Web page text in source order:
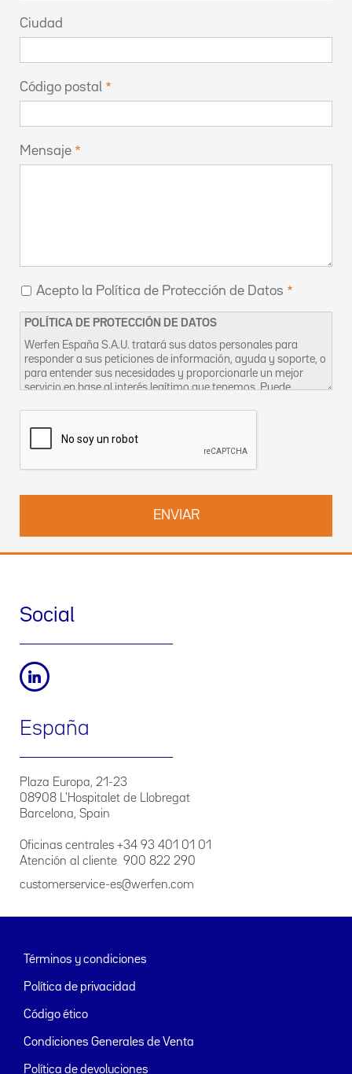
Ciudad
Código postal
Mensaje
Acepto la Política de Protección de Datos
POLÍTICA DE PROTECCIÓN DE DATOS
Werfen España S.A.U. tratará sus datos personales para
responder a sus peticiones de información, ayuda y soporte, o
para entender sus necesidades y proporcionarle un mejor
servicio en base al interés legítimo que tenemos. Puede
Privacidad
es@werfen.com.
Social
España
Plaza Europa, 21-23
08908 L'Hospitalet de Llobregat
Barcelona, Spain
Oficinas centrales +34 93 401 01 01
Atención al cliente 900 822 290
customerservice-es@werfen.com
Términos y condiciones
Política de privacidad
Código ético
Condiciones Generales de Venta
Política de devoluciones